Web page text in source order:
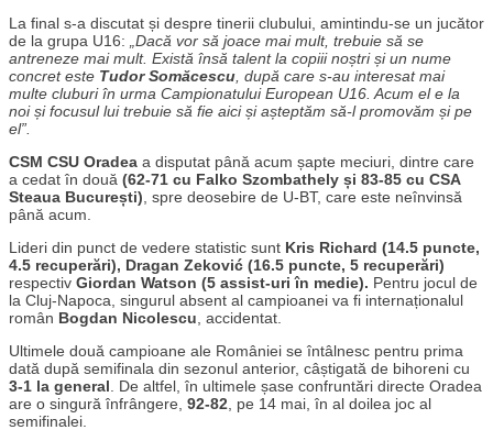
La final s-a discutat și despre tinerii clubului, amintindu-se un jucător
de la grupa U16:
„Dacă vor să joace mai mult, trebuie să se
antreneze mai mult. Există însă talent la copiii noștri și un nume
concret este Tudor Somăcescu , după care s-au interesat mai
multe cluburi în urma Campionatului European U16. Acum el e la
noi și focusul lui trebuie să fie aici și așteptăm să-l promovăm și pe
el”.
CSM CSU Oradea a disputat până acum șapte meciuri, dintre care
a cedat în două (62-71 cu Falko Szombathely și 83-85 cu CSA
Steaua București) , spre deosebire de U-BT, care este neînvinsă
până acum.
Lideri din punct de vedere statistic sunt Kris Richard (14.5 puncte,
4.5 recuperări), Dragan Zeković (16.5 puncte, 5 recuperări)
respectiv Giordan Watson (5 assist-uri în medie). Pentru jocul de
la Cluj-Napoca, singurul absent al campioanei va fi internaționalul
român Bogdan Nicolescu , accidentat.
Ultimele două campioane ale României se întâlnesc pentru prima
dată după semifinala din sezonul anterior, câștigată de bihoreni cu
3-1 la general . De altfel, în ultimele șase confruntări directe Oradea
are o singură înfrângere, 92-82 , pe 14 mai, în al doilea joc al
semifinalei.